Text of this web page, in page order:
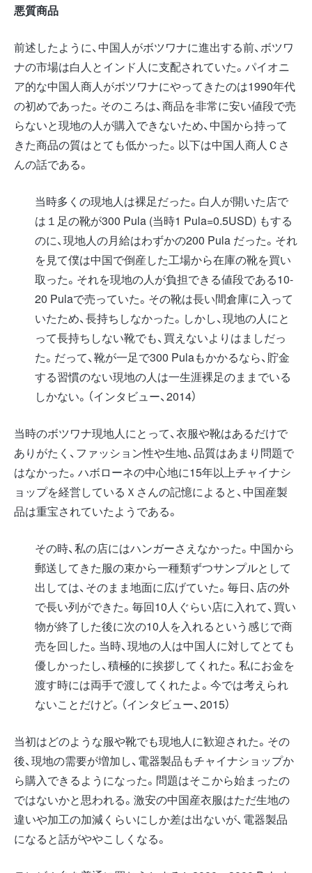
悪質商品
前述したように、中国人がボツワナに進出する前、ボツワ
ナの市場は白人とインド人に支配されていた。パイオニ
ア的な中国人商人がボツワナにやってきたのは1990年代
の初めであった。そのころは、商品を非常に安い値段で売
らないと現地の人が購入できないため、中国から持って
きた商品の質はとても低かった。以下は中国人商人Ｃさ
んの話である。
当時多くの現地人は裸足だった。白人が開いた店で
は１足の靴が300 Pula (当時1 Pula=0.5USD) もする
のに、現地人の月給はわずかの200 Pula だった。それ
を見て僕は中国で倒産した工場から在庫の靴を買い
取った。それを現地の人が負担できる値段である10-
20 Pulaで売っていた。その靴は長い間倉庫に入って
いたため、長持ちしなかった。しかし、現地の人にと
って長持ちしない靴でも、買えないよりはましだっ
た。だって、靴が一足で300 Pulaもかかるなら、貯金
する習慣のない現地の人は一生涯裸足のままでいる
しかない。（インタビュー、2014）
当時のボツワナ現地人にとって、衣服や靴はあるだけで
ありがたく、ファッション性や生地、品質はあまり問題で
はなかった。ハボローネの中心地に15年以上チャイナシ
ョップを経営しているＸさんの記憶によると、中国産製
品は重宝されていたようである。
その時、私の店にはハンガーさえなかった。中国から
郵送してきた服の束から一種類ずつサンプルとして
出しては、そのまま地面に広げていた。毎日、店の外
で長い列ができた。毎回10人ぐらい店に入れて、買い
物が終了した後に次の10人を入れるという感じで商
売を回した。当時、現地の人は中国人に対してとても
優しかったし、積極的に挨拶してくれた。私にお金を
渡す時には両手で渡してくれたよ。今では考えられ
ないことだけど。（インタビュー、2015）
当初はどのような服や靴でも現地人に歓迎された。その
後、現地の需要が増加し、電器製品もチャイナショップか
ら購入できるようになった。問題はそこから始まったの
ではないかと思われる。激安の中国産衣服はただ生地の
違いや加工の加減くらいにしか差は出ないが、電器製品
になると話がややこしくなる。